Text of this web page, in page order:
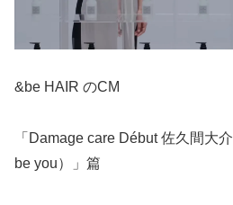
&be HAIR のCM
「Damage care Début 佐久間大
be you）」篇